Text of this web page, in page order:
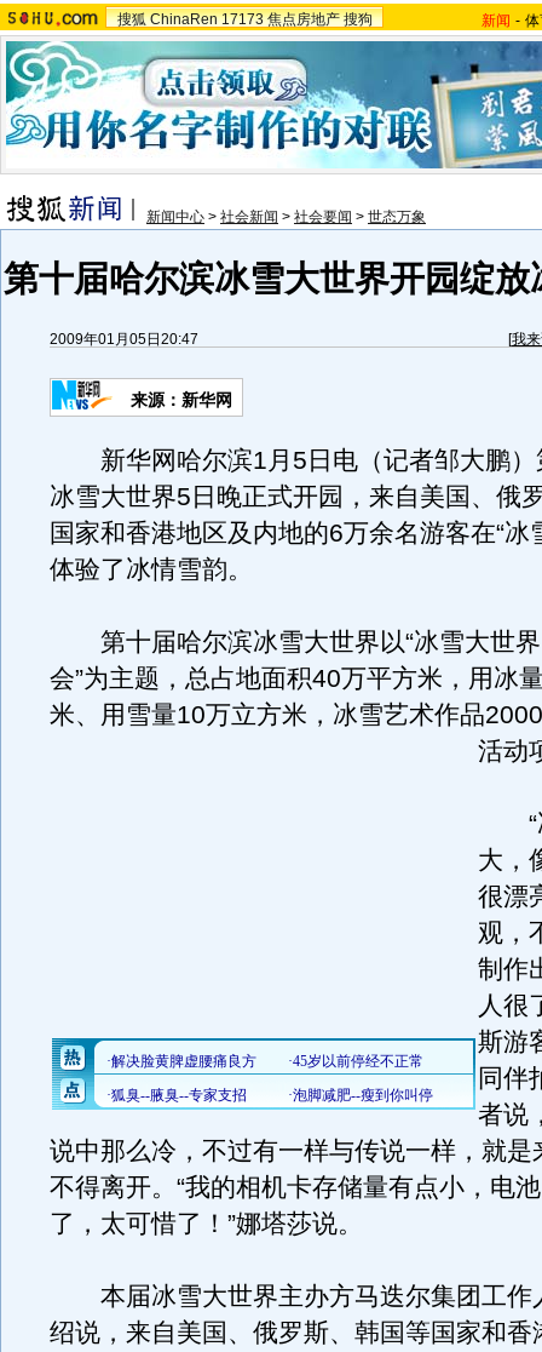
搜狐 ChinaRen 17173 焦点房地产 搜狗 新闻 -
新闻中心 > 社会新闻 > 社会要闻 > 世态万象
第十届哈尔滨冰雪大世界开园绽放
2009年01月05日20:47 [我
来源：新华网
新华网哈尔滨1月5日电（记者邹大鹏）
冰雪大世界5日晚正式开园，来自美国、俄
国家和香港地区及内地的6万余名游客在“冰
体验了冰情雪韵。
第十届哈尔滨冰雪大世界以“冰雪大世界
会”为主题，总占地面积40万平方米，用冰
米、用雪量10万立方米，冰雪艺术作品
活动
“
大，
很漂
观，
制作
人很
斯游
同伴
者说
说中那么冷，不过有一样与传说一样，就是
不得离开。“我的相机卡存储量有点小，电
了，太可惜了！”娜塔莎说。
本届冰雪大世界主办方马迭尔集团工作
绍说，来自美国、俄罗斯、韩国等国家和香